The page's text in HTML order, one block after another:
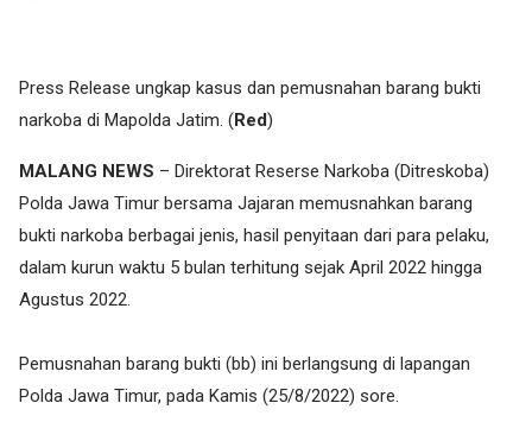
Press Release ungkap kasus dan pemusnahan barang bukti
narkoba di Mapolda Jatim. (Red)
MALANG NEWS – Direktorat Reserse Narkoba (Ditreskoba)
Polda Jawa Timur bersama Jajaran memusnahkan barang
bukti narkoba berbagai jenis, hasil penyitaan dari para pelaku,
dalam kurun waktu 5 bulan terhitung sejak April 2022 hingga
Agustus 2022.
Pemusnahan barang bukti (bb) ini berlangsung di lapangan
Polda Jawa Timur, pada Kamis (25/8/2022) sore.